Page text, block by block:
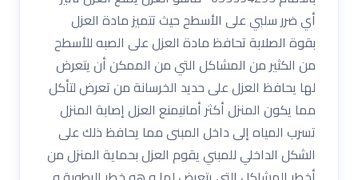
أي ضرر سلبي على الأسطح حيث تتميز مادة العزل
بقوة الصلابة تحافظ مادة العزل على الصبه للأسطح
من الكثير من المشاكل التي من الممكن أن يتعرض
لها يحافظ العزل على حديد الخرسانة من تعرض لتأكل
مما يكون المنزل أكثر أمانيمنع العزل إصابة المنزل
تسرب المياه إلى داخل المبنى مما يحافظ ذلك على
الشكل الداخلي للمبني يقوم العزل بحماية المنزل من